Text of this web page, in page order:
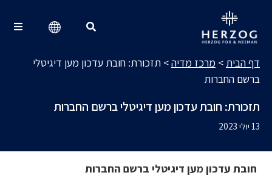
דף הבית > מרכז מדיה> תזכורת: חובת עדכון מען דיגיטלי
ברשם החברות
תזכורת: חובת עדכון מען דיגיטלי ברשם החברות
13 יולי 2023
חובת עדכון מען דיגיטלי ברשם החברות